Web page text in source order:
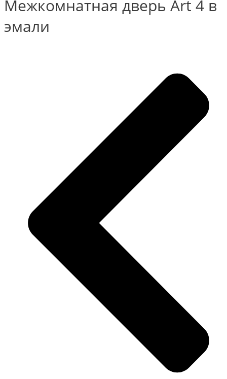
Межкомнатная дверь Art 4 в
эмали